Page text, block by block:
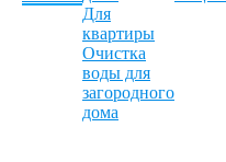
Для
квартиры
Очистка
воды для
загородного
дома